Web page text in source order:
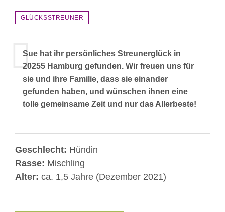
GLÜCKSSTREUNER
Sue hat ihr persönliches Streunerglück in
20255 Hamburg gefunden. Wir freuen uns für
sie und ihre Familie, dass sie einander
gefunden haben, und wünschen ihnen eine
tolle gemeinsame Zeit und nur das Allerbeste!
Geschlecht: Hündin
Rasse: Mischling
Alter: ca. 1,5 Jahre (Dezember 2021)